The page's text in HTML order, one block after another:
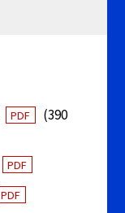
PDF
(390
PDF
PDF